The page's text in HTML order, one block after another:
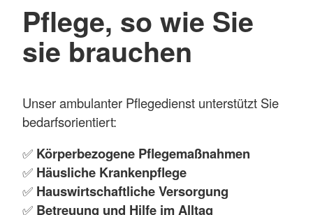
Pflege, so wie Sie
sie brauchen
Unser ambulanter Pflegedienst unterstützt Sie
bedarfsorientiert:
✅ Körperbezogene Pflegemaßnahmen
✅ Häusliche Krankenpflege
✅ Hauswirtschaftliche Versorgung
✅ Betreuung und Hilfe im Alltag